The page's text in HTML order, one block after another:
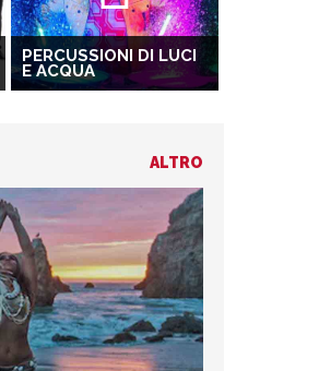
PERCUSSIONI DI LUCI
E ACQUA
ALTRO